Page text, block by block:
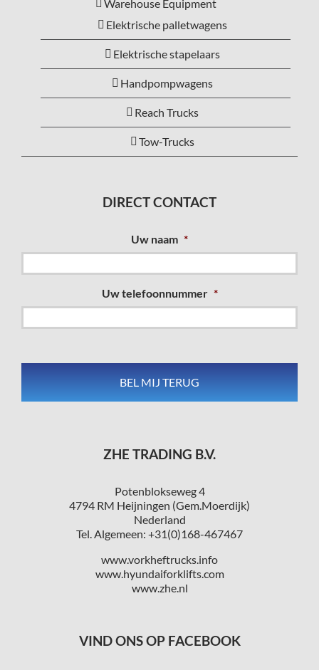
Warehouse Equipment
Elektrische palletwagens
Elektrische stapelaars
Handpompwagens
Reach Trucks
Tow-Trucks
DIRECT CONTACT
Uw naam *
Uw telefoonnummer *
ZHE TRADING B.V.
Potenblokseweg 4
4794 RM Heijningen (Gem.Moerdijk)
Nederland
Tel. Algemeen: +31(0)168-467467
www.vorkheftrucks.info
www.hyundaiforklifts.com
www.zhe.nl
VIND ONS OP FACEBOOK